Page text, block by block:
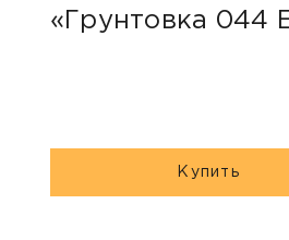
«Грунтовка 044
Купить